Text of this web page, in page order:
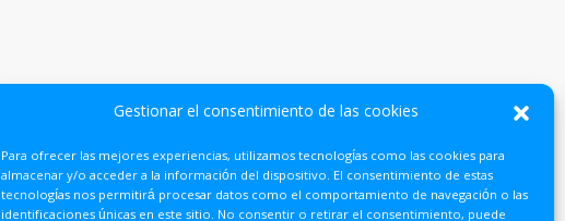
Gestionar el consentimiento de las cookies
Para ofrecer las mejores experiencias, utilizamos tecnologías como las cookies para
almacenar y/o acceder a la información del dispositivo. El consentimiento de estas
tecnologías nos permitirá procesar datos como el comportamiento de navegación o las
identificaciones únicas en este sitio. No consentir o retirar el consentimiento, puede